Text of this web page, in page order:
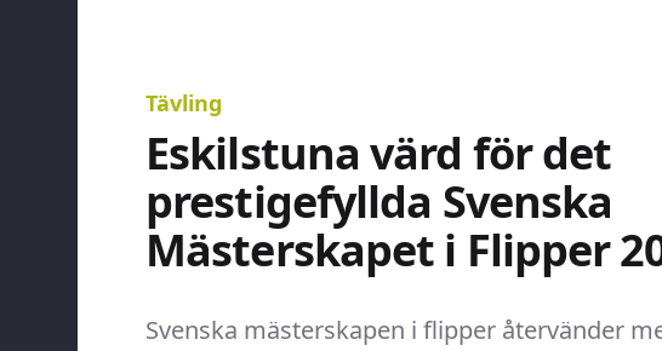
Tävling
Eskilstuna värd för det
prestigefyllda Svenska
Mästerskapet i Flipper
Svenska mästerskapen i flipper återvänder